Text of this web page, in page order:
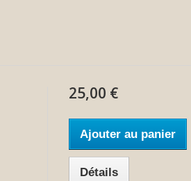
25,00 €
Ajouter au panier
Détails